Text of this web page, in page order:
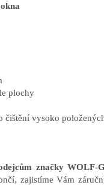
plochy
čištění vysoko
značky
zajistíme Vám